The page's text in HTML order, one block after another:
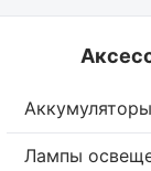
Аккумуляторы
Лампы